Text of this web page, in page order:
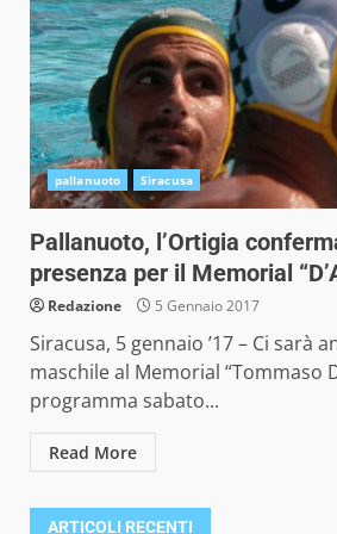
pallanuoto Siracusa
Pallanuoto, l’Ortigia
presenza per il Memorial
Redazione 5 Gennaio 2017
Siracusa, 5 gennaio ’17 – Ci sarà
maschile al Memorial “Tommaso
programma sabato...
Read More
ARTICOLI RECENTI